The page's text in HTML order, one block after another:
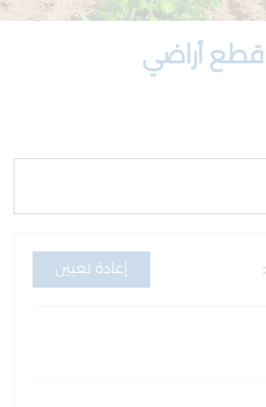
قطع أراضي
إعادة تعيين